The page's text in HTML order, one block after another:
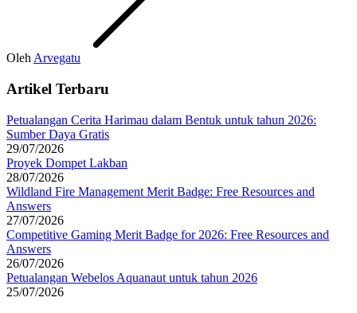
Oleh Arvegatu
Artikel Terbaru
Petualangan Cerita Harimau dalam Bentuk untuk tahun 2026:
Sumber Daya Gratis
29/07/2026
Proyek Dompet Lakban
28/07/2026
Wildland Fire Management Merit Badge: Free Resources and
Answers
27/07/2026
Competitive Gaming Merit Badge for 2026: Free Resources and
Answers
26/07/2026
Petualangan Webelos Aquanaut untuk tahun 2026
25/07/2026